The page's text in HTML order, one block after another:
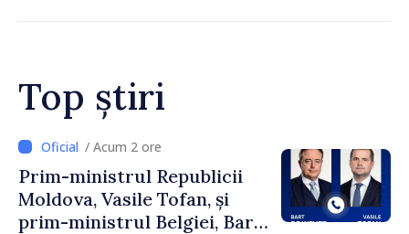
Top știri
/ Acum 1 oră
Perspectivele cooperării
moldo-turce, discutate de
Prim-ministrul Vasile Tofan